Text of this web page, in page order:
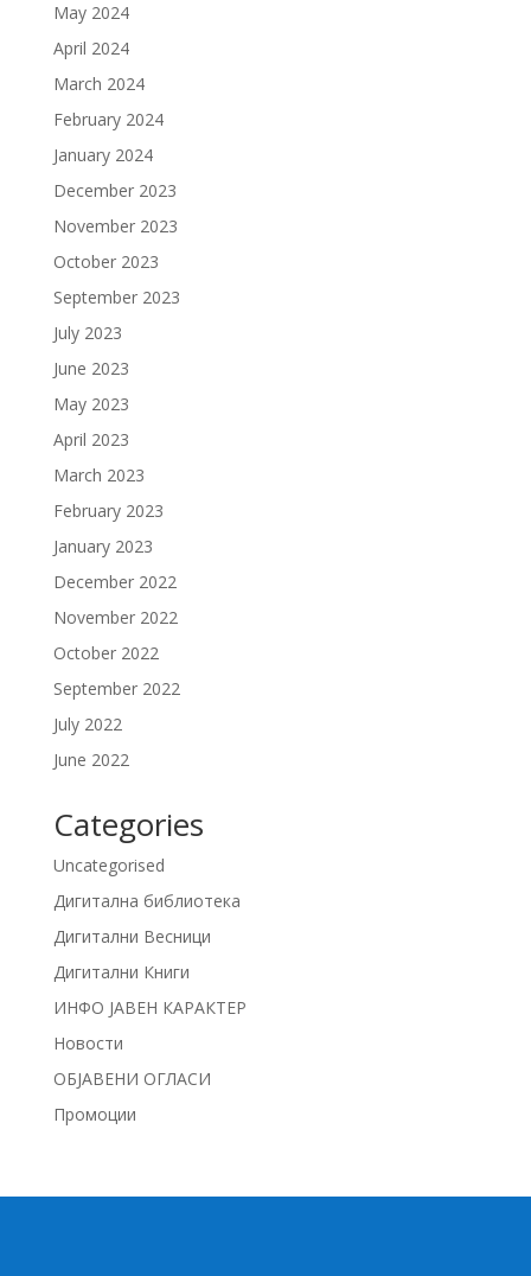
May 2024
April 2024
March 2024
February 2024
January 2024
December 2023
November 2023
October 2023
September 2023
July 2023
June 2023
May 2023
April 2023
March 2023
February 2023
January 2023
December 2022
November 2022
October 2022
September 2022
July 2022
June 2022
Categories
Uncategorised
Дигитална библиотека
Дигитални Весници
Дигитални Книги
ИНФО ЈАВЕН КАРАКТЕР
Новости
ОБЈАВЕНИ ОГЛАСИ
Промоции